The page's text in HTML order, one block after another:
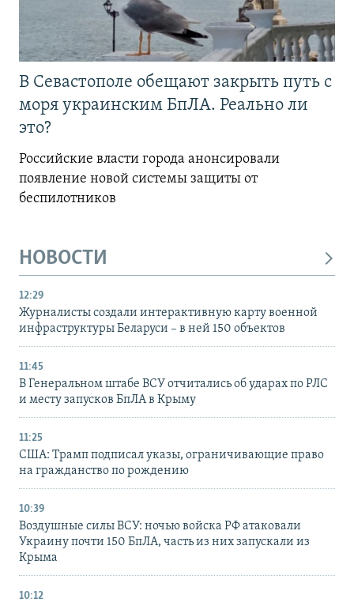
В Севастополе обещают закрыть путь с
моря украинским БпЛА. Реально ли
это?
Российские власти города анонсировали
появление новой системы защиты от
беспилотников
НОВОСТИ
12:29
Журналисты создали интерактивную карту военной
инфраструктуры Беларуси – в ней 150 объектов
11:45
В Генеральном штабе ВСУ отчитались об ударах по РЛС
и месту запусков БпЛА в Крыму
11:25
США: Трамп подписал указы, ограничивающие право
на гражданство по рождению
10:39
Воздушные силы ВСУ: ночью войска РФ атаковали
Украину почти 150 БпЛА, часть из них запускали из
Крыма
10:12